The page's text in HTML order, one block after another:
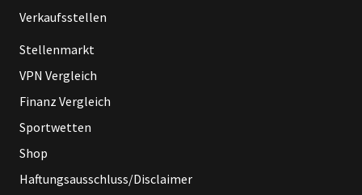
Verkaufsstellen
Stellenmarkt
VPN Vergleich
Finanz Vergleich
Sportwetten
Shop
Haftungsausschluss/Disclaimer